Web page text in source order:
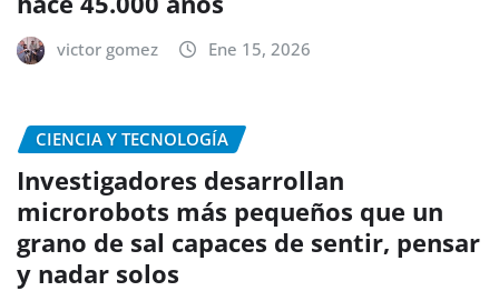
victor gomez Ene 15, 2026
CIENCIA Y TECNOLOGÍA
Investigadores desarrollan
microrobots más pequeños que un
grano de sal capaces de sentir, pensar
y nadar solos